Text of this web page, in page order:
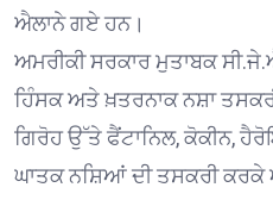
ਐਲਾਨੇ ਗਏ ਹਨ।
ਅਮਰੀਕੀ ਸਰਕਾਰ ਮੁਤਾਬਕ
ਹਿੰਸਕ ਅਤੇ ਖ਼ਤਰਨਾਕ ਨਸ਼ਾ
ਗਿਰੋਹ ਉੱਤੇ ਫੈਂਟਾਨਿਲ, ਕੋਕੀਨ,
ਘਾਤਕ ਨਸ਼ਿਆਂ ਦੀ ਤਸਕਰੀ ਕਰਕੇ